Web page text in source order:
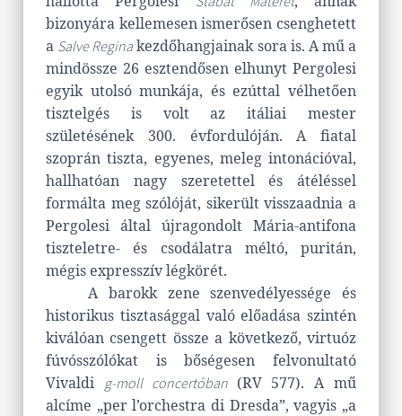
bizonyára kellemesen ismerősen csenghetett
a Salve Regina kezdőhangjainak sora is. A mű a
mindössze 26 esztendősen elhunyt Pergolesi
egyik utolsó munkája, és ezúttal vélhetően
tisztelgés is volt az itáliai mester
születésének 300. évfordulóján. A fiatal
szoprán tiszta, egyenes, meleg intonációval,
hallhatóan nagy szeretettel és átéléssel
formálta meg szólóját, sikerült visszaadnia a
Pergolesi által újragondolt Mária-antifona
tiszteletre- és csodálatra méltó, puritán,
mégis expresszív légkörét.
A barokk zene szenvedélyessége és
historikus tisztasággal való előadása szintén
kiválóan csengett össze a következő, virtuóz
fúvósszólókat is bőségesen felvonultató
Vivaldi g-moll concertóban (RV 577). A mű
alcíme „per l’orchestra di Dresda”, vagyis „a